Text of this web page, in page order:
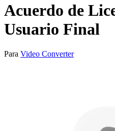
Acuerdo de
Usuario Final
Para Video Converter